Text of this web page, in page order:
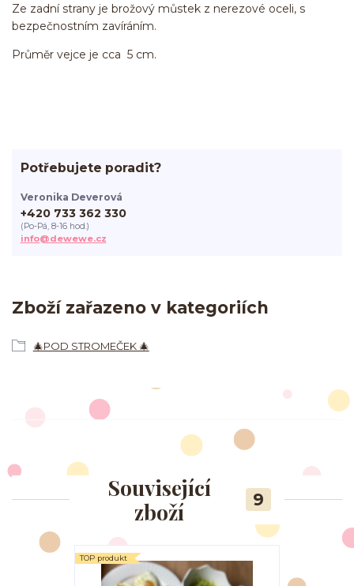
Ze zadní strany je brožový můstek z nerezové oceli, s
bezpečnostním zavíráním.
Průměr vejce je cca 5 cm.
Zboží zařazeno v kategoriích
🎄POD STROMEČEK 🎄
Potřebujete poradit?
Veronika Deverová
+420 733 362 330
(Po-Pá, 8-16 hod.)
info@dewewe.cz
Související
zboží
9
TOP produkt